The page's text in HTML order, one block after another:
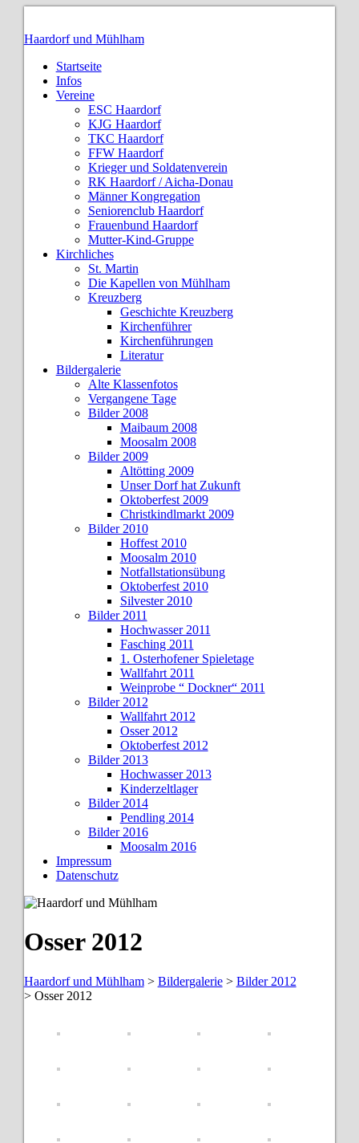
Haardorf und Mühlham
Startseite
Infos
Vereine
ESC Haardorf
KJG Haardorf
TKC Haardorf
FFW Haardorf
Krieger und Soldatenverein
RK Haardorf / Aicha-Donau
Männer Kongregation
Seniorenclub Haardorf
Frauenbund Haardorf
Mutter-Kind-Gruppe
Kirchliches
St. Martin
Die Kapellen von Mühlham
Kreuzberg
Geschichte Kreuzberg
Kirchenführer
Kirchenführungen
Literatur
Bildergalerie
Alte Klassenfotos
Vergangene Tage
Bilder 2008
Maibaum 2008
Moosalm 2008
Bilder 2009
Altötting 2009
Unser Dorf hat Zukunft
Oktoberfest 2009
Christkindlmarkt 2009
Bilder 2010
Hoffest 2010
Moosalm 2010
Notfallstationsübung
Oktoberfest 2010
Silvester 2010
Bilder 2011
Hochwasser 2011
Fasching 2011
1. Osterhofener Spieletage
Wallfahrt 2011
Weinprobe “ Dockner“ 2011
Bilder 2012
Wallfahrt 2012
Osser 2012
Oktoberfest 2012
Bilder 2013
Hochwasser 2013
Kinderzeltlager
Bilder 2014
Pendling 2014
Bilder 2016
Moosalm 2016
Impressum
Datenschutz
Osser 2012
Haardorf und Mühlham> Bildergalerie> Bilder 2012
> Osser 2012